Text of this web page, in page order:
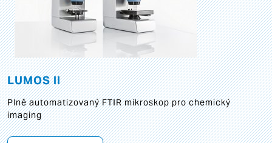
LUMOS II
Plně automatizovaný FTIR mikroskop pro chemický
imaging